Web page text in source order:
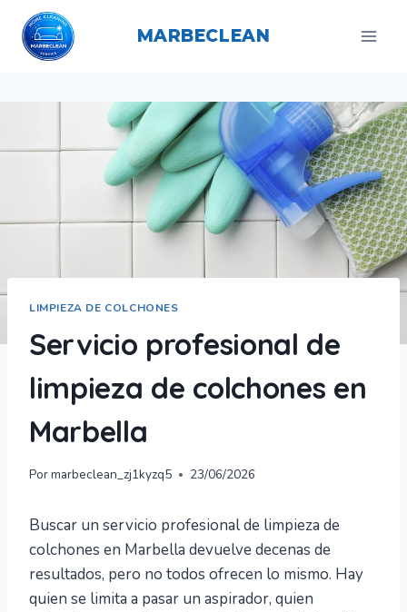
Saltar
contenido
MARBECLEAN
LIMPIEZA DE COLCHONES
Servicio profesional de
limpieza de colchones en
Marbella
Pormarbeclean_zj1kyzq5 23/06/2026
Buscar un servicio profesional de limpieza de
colchones en Marbella devuelve decenas de
resultados, pero no todos ofrecen lo mismo. Hay
quien se limita a pasar un aspirador, quien